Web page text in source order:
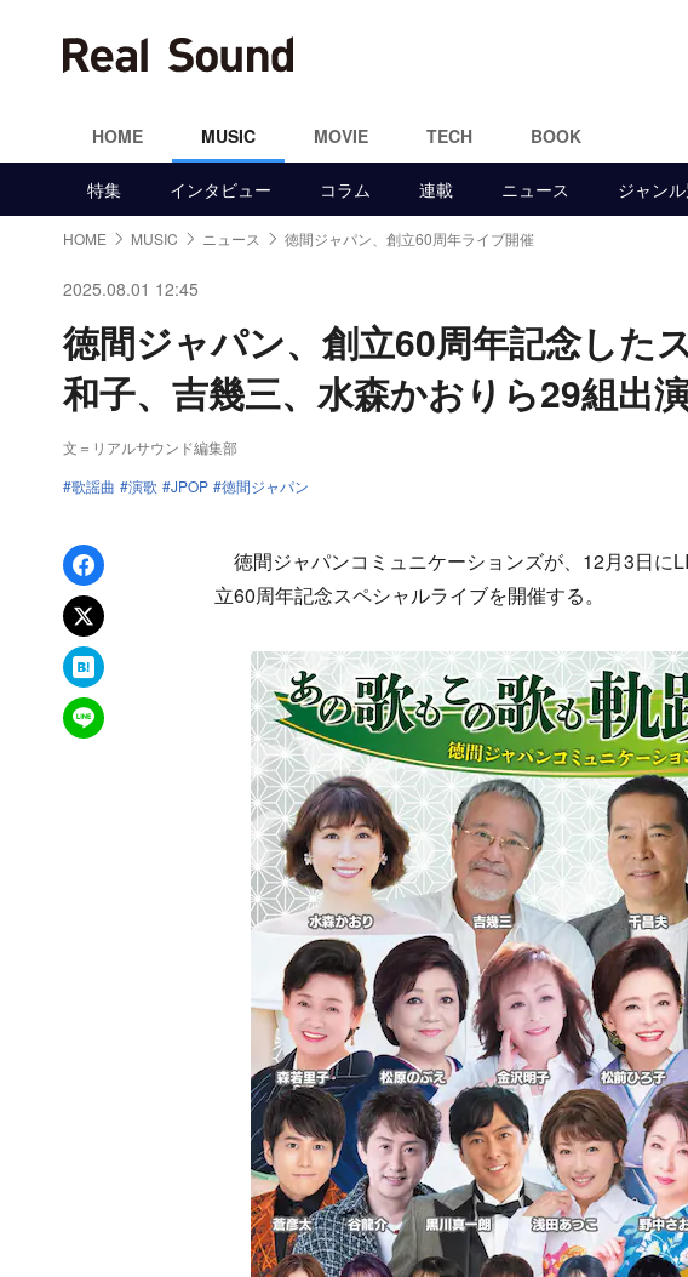
HOME MUSIC MOVIE TECH BOOK
特集 インタビュー コラム 連載 ニュース ジャン
HOME MUSIC ニュース 徳間ジャパン、創立60周年ライブ開催
2025.08.01 12:45
徳間ジャパン、創立60周年記念し
和子、吉幾三、水森かおりら29組出
文＝リアルサウンド編集部
歌謡曲
演歌 JPOP 徳間ジャパン
Facebookでシェア
xでポスト
はてなブックマーク
LINEで送る
徳間ジャパンコミュニケーションズが、12月3日に
立60周年記念スペシャルライブを開催する。